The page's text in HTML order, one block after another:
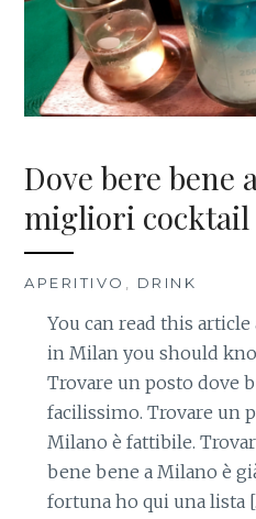
Dove bere bene
migliori cocktail
APERITIVO DRINK
You can read this
in Milan you should
Trovare un posto dove
facilissimo. Trovare un
Milano è fattibile.
bene bene a Milano è
fortuna ho qui una lista